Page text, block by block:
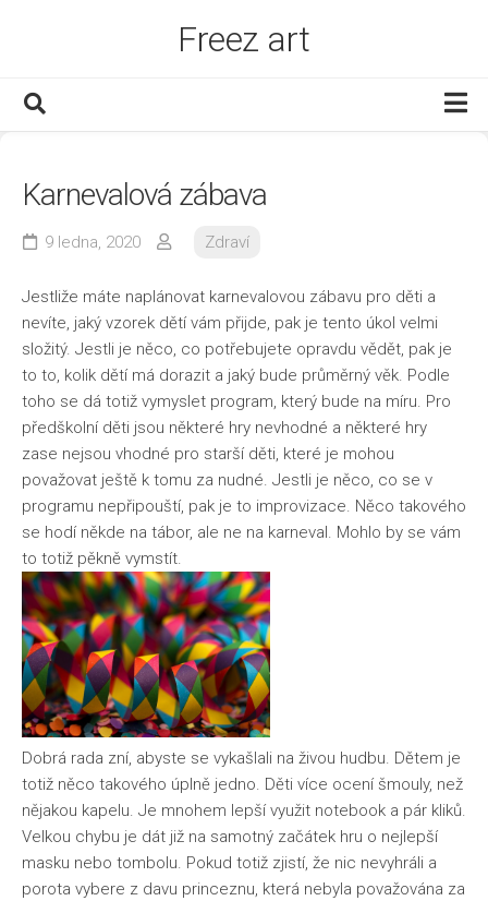
Freez art
Dům a byt
Finance
Služby
Www
Zábava
Zboží
Zdraví
Životní styl
Karnevalová zábava
9 ledna, 2020 Zdraví
Jestliže máte naplánovat karnevalovou zábavu pro děti a
nevíte, jaký vzorek dětí vám přijde, pak je tento úkol velmi
složitý. Jestli je něco, co potřebujete opravdu vědět, pak je
to to, kolik dětí má dorazit a jaký bude průměrný věk. Podle
toho se dá totiž vymyslet program, který bude na míru. Pro
předškolní děti jsou některé hry nevhodné a některé hry
zase nejsou vhodné pro starší děti, které je mohou
považovat ještě k tomu za nudné. Jestli je něco, co se v
programu nepřipouští, pak je to improvizace. Něco takového
se hodí někde na tábor, ale ne na karneval. Mohlo by se vám
to totiž pěkně vymstít.
Dobrá rada zní, abyste se vykašlali na živou hudbu. Dětem je
totiž něco takového úplně jedno. Děti více ocení šmouly, než
nějakou kapelu. Je mnohem lepší využit notebook a pár kliků.
Velkou chybu je dát již na samotný začátek hru o nejlepší
masku nebo tombolu. Pokud totiž zjistí, že nic nevyhráli a
porota vybere z davu princeznu, která nebyla považována za